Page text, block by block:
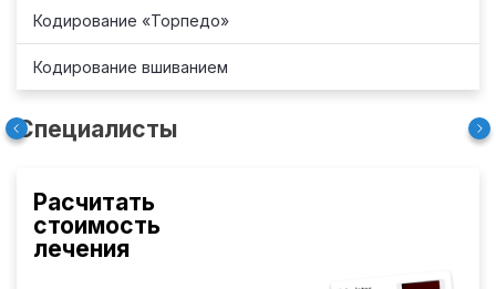
Кодирование «Торпедо»
Кодирование вшиванием
Специалисты
Расчитать
стоимость
лечения